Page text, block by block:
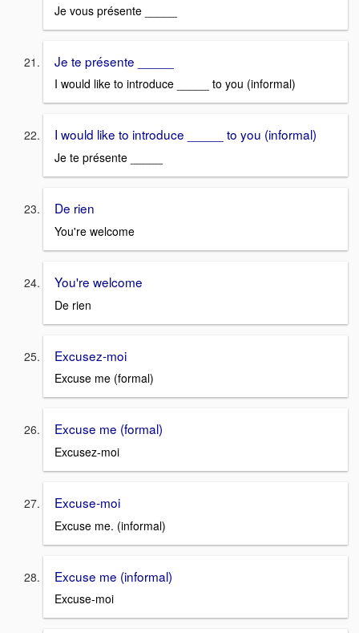
Je vous présente _____
Je te présente _____
I would like to introduce _____ to you (informal)
I would like to introduce _____ to you (informal)
Je te présente _____
De rien
You're welcome
You're welcome
De rien
Excusez-moi
Excuse me (formal)
Excuse me (formal)
Excusez-moi
Excuse-moi
Excuse me. (informal)
Excuse me (informal)
Excuse-moi